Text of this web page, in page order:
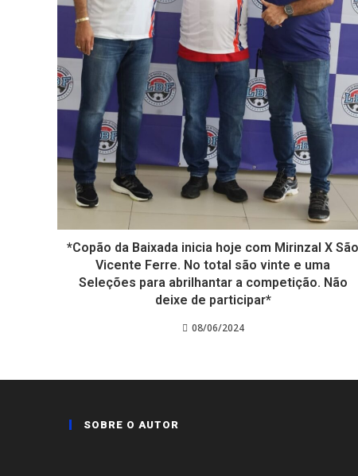
*Copão da Baixada inicia hoje com Mirinzal X São
Vicente Ferre. No total são vinte e uma
Seleções para abrilhantar a competição. Não
deixe de participar*
08/06/2024
SOBRE O AUTOR